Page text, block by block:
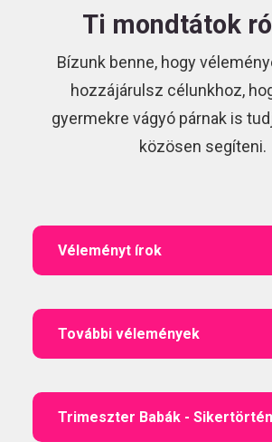
Ti mondtátok
Bízunk benne, hogy
hozzájárulsz célunkhoz,
gyermekre vágyó párnak is
közösen segíteni.
Véleményt írok
További vélemények
Trimeszter Babák -